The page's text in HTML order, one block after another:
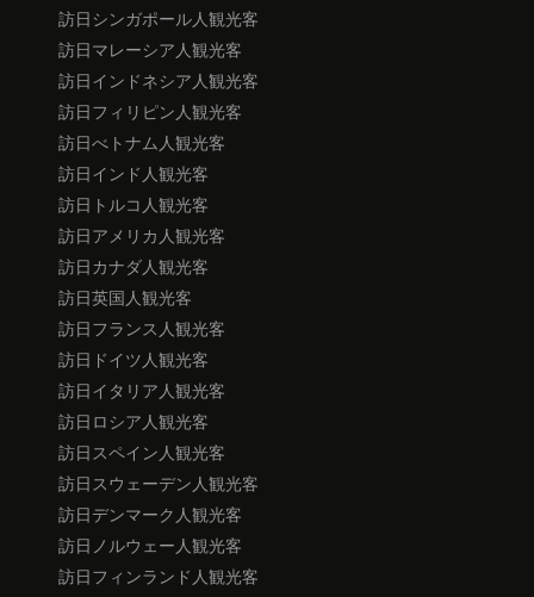
訪日シンガポール人観光客
訪日マレーシア人観光客
訪日インドネシア人観光客
訪日フィリピン人観光客
訪日べトナム人観光客
訪日インド人観光客
訪日トルコ人観光客
訪日アメリカ人観光客
訪日カナダ人観光客
訪日英国人観光客
訪日フランス人観光客
訪日ドイツ人観光客
訪日イタリア人観光客
訪日ロシア人観光客
訪日スペイン人観光客
訪日スウェーデン人観光客
訪日デンマーク人観光客
訪日ノルウェー人観光客
訪日フィンランド人観光客